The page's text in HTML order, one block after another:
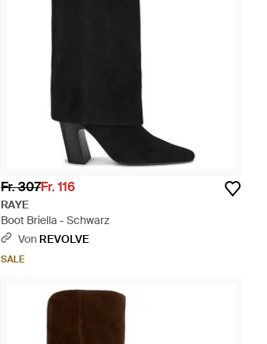
Fr. 307Fr. 116
RAYE
Boot Briella - Schwarz
Von REVOLVE
SALE